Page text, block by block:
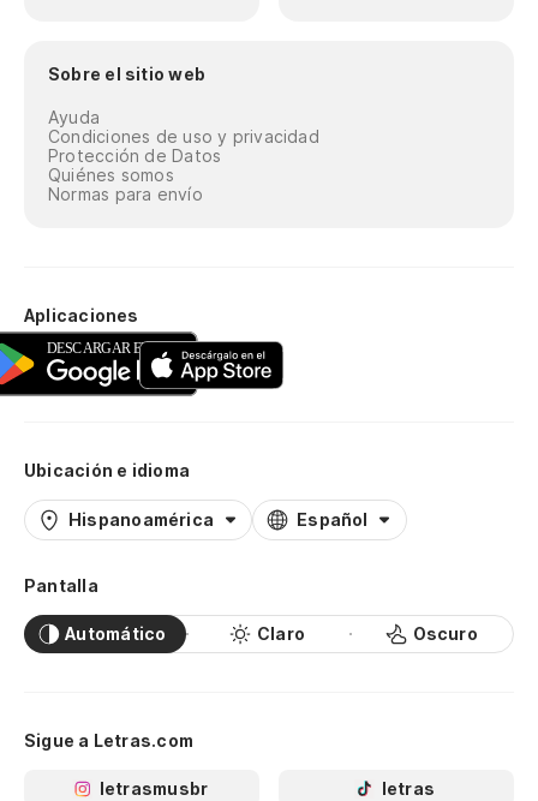
Sobre el sitio web
Ayuda
Condiciones de uso y privacidad
Protección de Datos
Quiénes somos
Normas para envío
Aplicaciones
Ubicación e idioma
Hispanoamérica Español
Pantalla
Automático Claro Oscuro
Sigue a Letras.com
letrasmusbr letras